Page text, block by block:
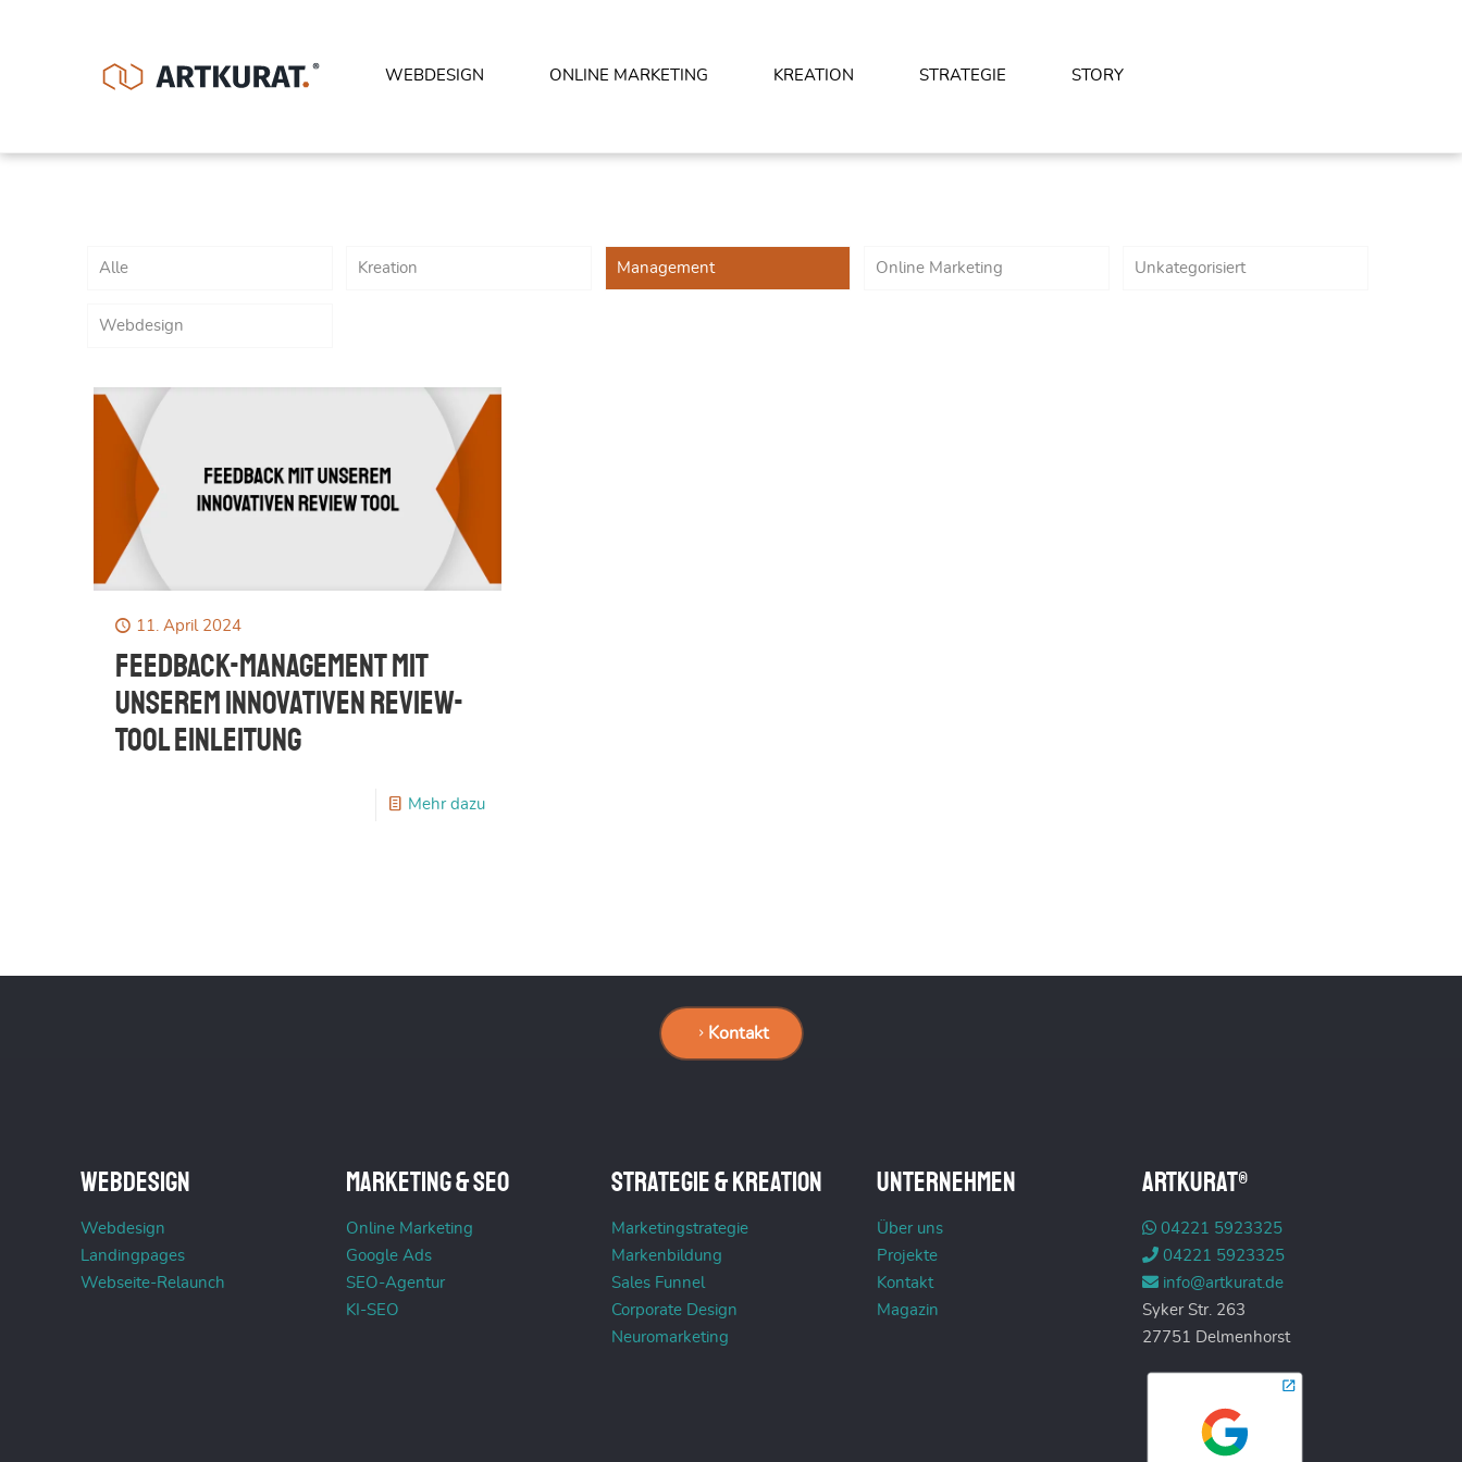
WEBDESIGN ONLINE MARKETING KREATION STRATEGIE STORY
Alle Kreation Management Online Marketing Unkategorisiert
Webdesign
11. April 2024
Feedback-Management mit
unserem innovativen Review-
Tool Einleitung
Mehr dazu
Kontakt
Webdesign
Webdesign
Landingpages
Webseite-Relaunch
Marketing & SEO
Online Marketing
Google Ads
SEO-Agentur
KI-SEO
Strategie & Kreation
Marketingstrategie
Markenbildung
Sales Funnel
Corporate Design
Neuromarketing
Unternehmen
Über uns
Projekte
Kontakt
Magazin
ARTKURAT®
04221 5923325
04221 5923325
info@artkurat.de
Syker Str. 263
27751 Delmenhorst